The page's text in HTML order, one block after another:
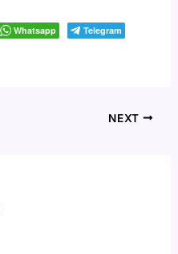
Whatsapp Telegram
NEXT